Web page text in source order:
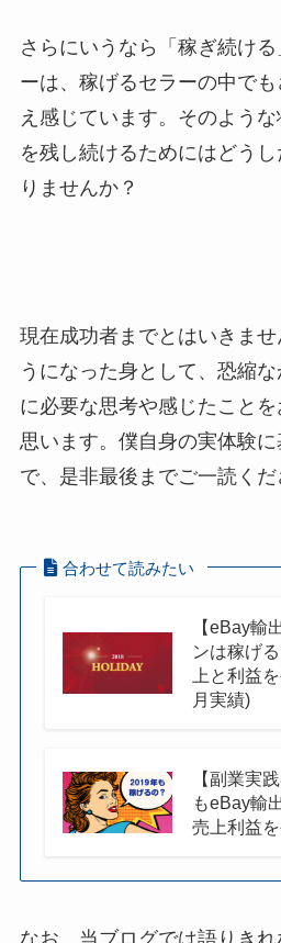
さらにいうなら「稼ぎ続け
ーは、稼げるセラーの中で
え感じています。そのよう
を残し続けるためにはどう
りませんか？
現在成功者までとはいきま
うになった身として、恐縮
に必要な思考や感じたこと
思います。僕自身の実体験
で、是非最後までご一読くだ
合わせて読みたい
【eBay輸
ンは稼げ
上と利益
月実績)
【副業実
もeBay輸
売上利益を